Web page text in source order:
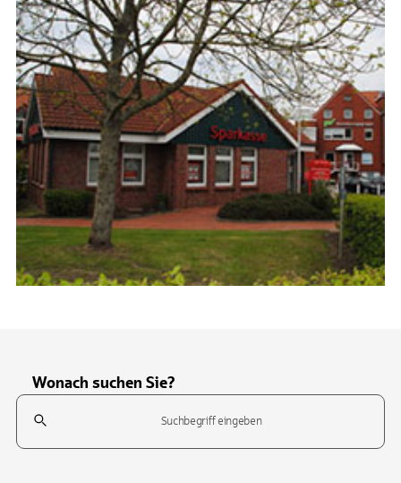
Wonach suchen Sie?
Suchfeld